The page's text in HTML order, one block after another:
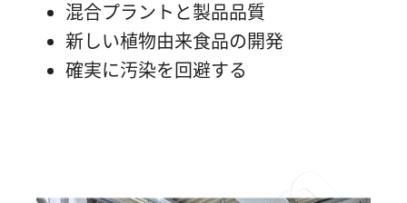
混合プラントと製品品質
新しい植物由来食品の開発
確実に汚染を回避する